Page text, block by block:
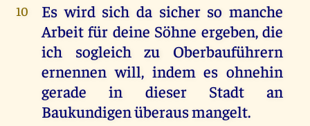
10
Es wird sich da sicher so manche
Arbeit für deine Söhne ergeben, die
ich sogleich zu Oberbauführern
ernennen will, indem es ohnehin
gerade in dieser Stadt an
Baukundigen überaus mangelt.